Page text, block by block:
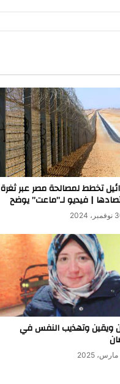
تخطط لمصالحة مصر عبر ثغرة
| فيديو لـ”ماعت” يوضح
2024
ويقين وتهذيب النفس في